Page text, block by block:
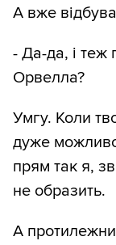
А вже
- Да-да, і теж
Орвелла?
Умгу. Коли
дуже
прям так я,
не образить.
А